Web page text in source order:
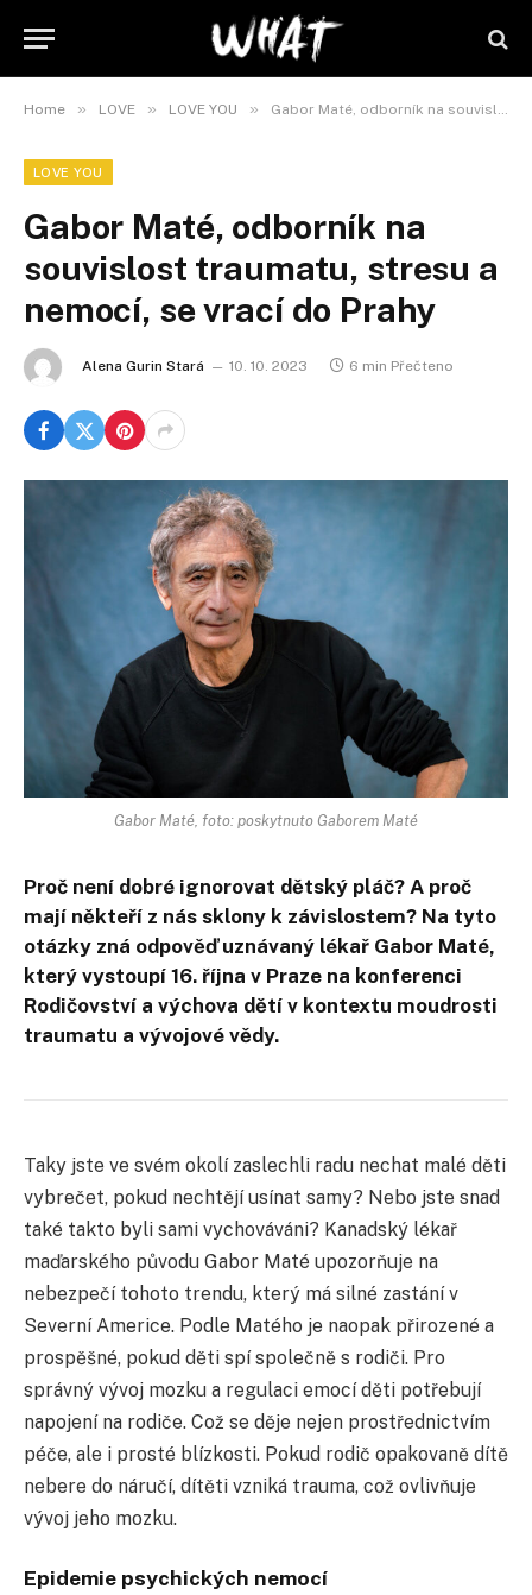
Home » LOVE » LOVE YOU » Gabor Maté, odborník na souvislost traumatu, stresu a nemocí, se vrací do Prahy
LOVE YOU
Gabor Maté, odborník na
souvislost traumatu, stresu a
nemocí, se vrací do Prahy
Alena Gurin Stará 10. 10. 2023 6 min Přečteno
Gabor Maté, foto: poskytnuto Gaborem Maté
Proč není dobré ignorovat dětský pláč? A proč
mají někteří z nás sklony k závislostem? Na tyto
otázky zná odpověď uznávaný lékař Gabor Maté,
který vystoupí 16. října v Praze na konferenci
Rodičovství a výchova dětí v kontextu moudrosti
traumatu a vývojové vědy.
Taky jste ve svém okolí zaslechli radu nechat malé děti
vybrečet, pokud nechtějí usínat samy? Nebo jste snad
také takto byli sami vychováváni? Kanadský lékař
maďarského původu Gabor Maté upozorňuje na
nebezpečí tohoto trendu, který má silné zastání v
Severní Americe. Podle Matého je naopak přirozené a
prospěšné, pokud děti spí společně s rodiči. Pro
správný vývoj mozku a regulaci emocí děti potřebují
napojení na rodiče. Což se děje nejen prostřednictvím
péče, ale i prosté blízkosti. Pokud rodič opakovaně dítě
nebere do náručí, dítěti vzniká trauma, což ovlivňuje
vývoj jeho mozku.
Epidemie psychických nemocí